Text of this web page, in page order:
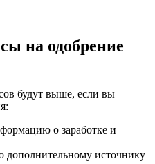
на одобрение
будут выше, если вы
о заработке и
дополнительному источнику